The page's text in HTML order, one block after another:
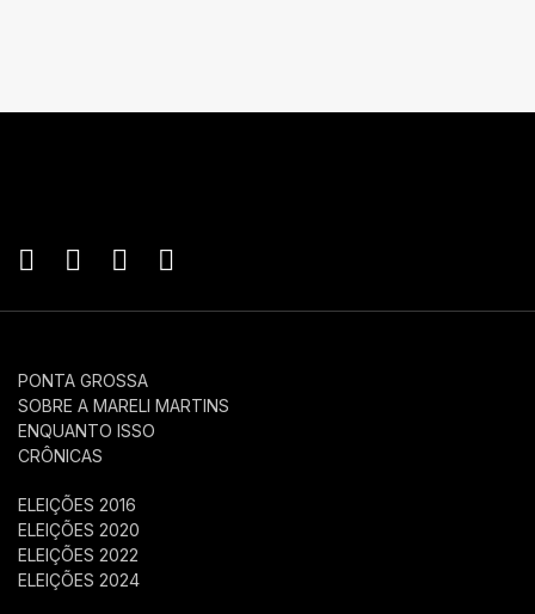
PONTA GROSSA
SOBRE A MARELI MARTINS
ENQUANTO ISSO
CRÔNICAS
ELEIÇÕES 2016
ELEIÇÕES 2020
ELEIÇÕES 2022
ELEIÇÕES 2024